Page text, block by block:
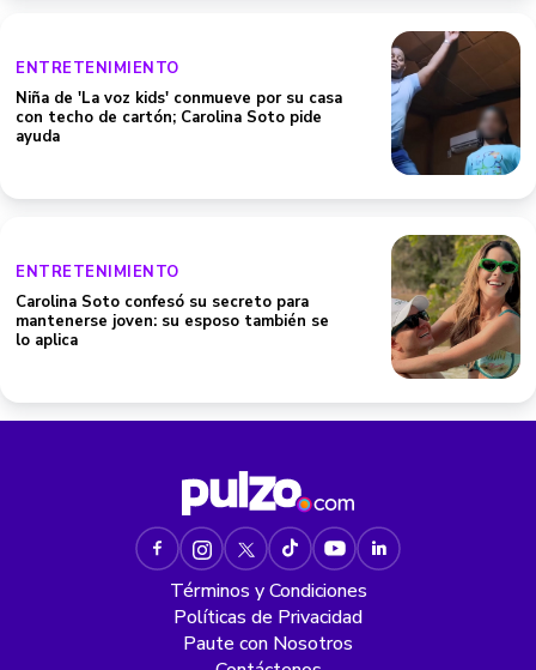
ENTRETENIMIENTO
Niña de 'La voz kids' conmueve por su casa
con techo de cartón; Carolina Soto pide
ayuda
ENTRETENIMIENTO
Carolina Soto confesó su secreto para
mantenerse joven: su esposo también se
lo aplica
Términos y Condiciones
Políticas de Privacidad
Paute con Nosotros